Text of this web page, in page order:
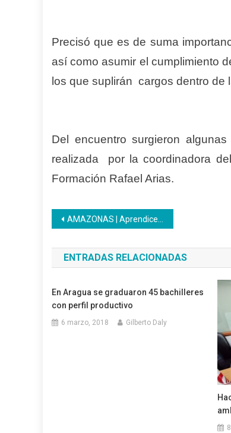
Precisó que es de suma
así como asumir el cumplimiento
los que suplirán cargos dentro de
Del encuentro surgieron
realizada por la coordinadora
Formación Rafael Arias.
Navegación
de
entradas
AMAZONAS | Aprendices Inces se forman en Legislación Laboral
ENTRADAS RELACIONADAS
En Aragua se graduaron 45 bachilleres
con perfil productivo
6 marzo, 2018 Gilberto Daly